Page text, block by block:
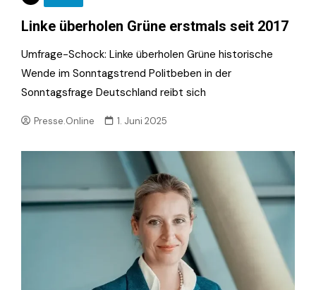
Linke überholen Grüne erstmals seit 2017
Umfrage-Schock: Linke überholen Grüne historische
Wende im Sonntagstrend Politbeben in der
Sonntagsfrage Deutschland reibt sich
Presse.Online 1. Juni 2025